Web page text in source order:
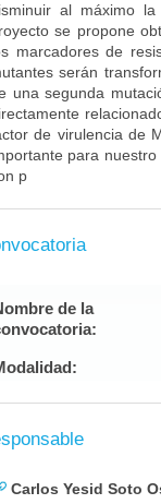
al máximo
se propone
marcadores de
serán
una segunda
de virulencia de
para
p
de la
Carlos Yesid Soto